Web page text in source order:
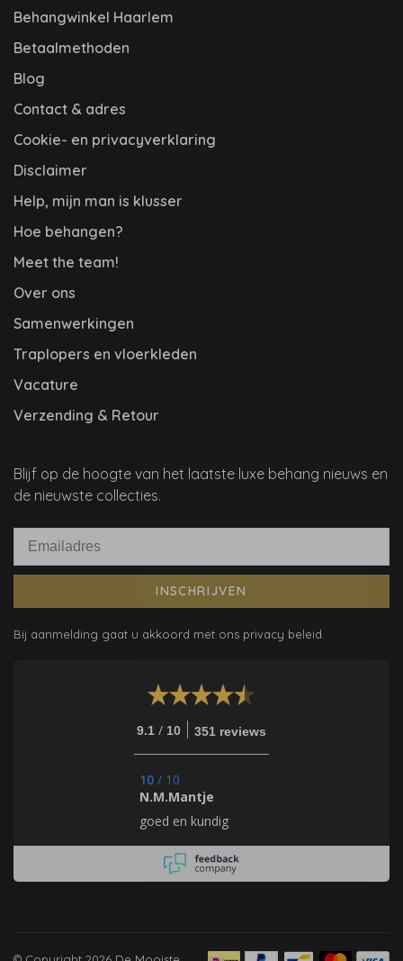
Behangwinkel Haarlem
Betaalmethoden
Blog
Contact & adres
Cookie- en privacyverklaring
Disclaimer
Help, mijn man is klusser
Hoe behangen?
Meet the team!
Over ons
Samenwerkingen
Traplopers en vloerkleden
Vacature
Verzending & Retour
Blijf op de hoogte van het laatste luxe behang nieuws en
de nieuwste collecties.
INSCHRIJVEN
Bij aanmelding gaat u akkoord met ons privacy beleid.
9.1 / 10 351 reviews
10 / 10
N.M.Mantje
goed en kundig